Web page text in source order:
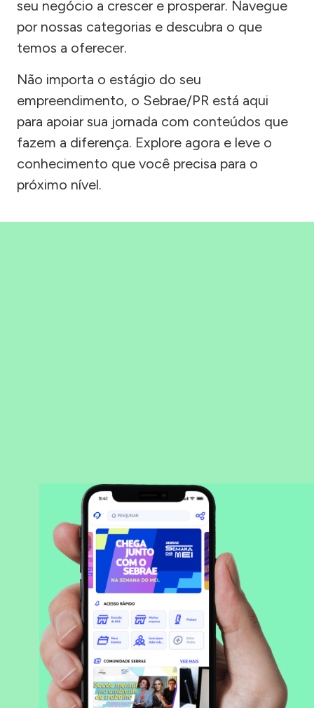
seu negócio a crescer e prosperar. Navegue
por nossas categorias e descubra o que
temos a oferecer.
Não importa o estágio do seu
empreendimento, o Sebrae/PR está aqui
para apoiar sua jornada com conteúdos que
fazem a diferença. Explore agora e leve o
conhecimento que você precisa para o
próximo nível.